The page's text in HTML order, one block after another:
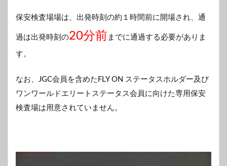
保安検査場場は、出発時刻の約１時間前に開場され、通
過は出発時刻の20分前 までに通過する必要がありま
す。
なお、JGC会員を含めたFLY ON ステータスホルダー及び
ワンワールドエリートステータス会員に向けた専用保安
検査場は用意されていません。